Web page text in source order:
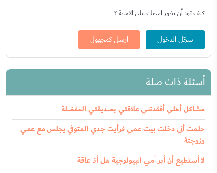
كيف تود أن يظهر اسمك على الاجابة ؟
سجّل الدخول ارسل كمجهول
أسئلة ذات صلة
مشاكل أهلي أفقدتني علاقتي بصديقتي المفضلة
حلمت أني دخلت بيت عمي فرأيت جدي المتوفي يجلس مع عمي
وزوجتة
لا أستطيع أن أبر أمي البيولوجية هل أنا عاقة